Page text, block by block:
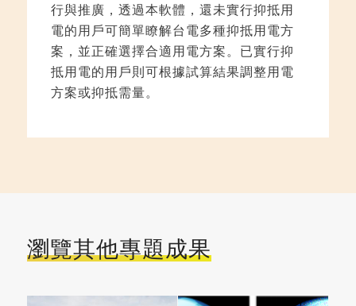
行與推廣，透過本軟體，還未實行抑抵用
電的用戶可簡單瞭解台電多種抑抵用電方
案，並正確選擇合適用電方案。已實行抑
抵用電的用戶則可根據試算結果調整用電
方案或抑抵需量。
瀏覽其他專題成果